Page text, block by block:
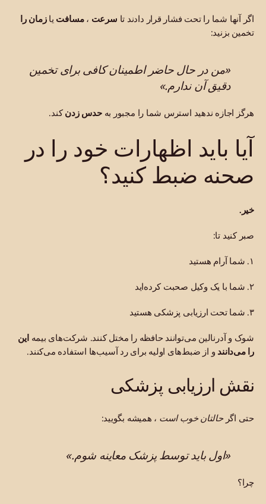
اگر آنها شما را تحت فشار قرار دادند تا سرعت ،مسافت یازمان را
تخمین بزنید:
«من در حال حاضر اطمینان کافی برای تخمین
دقیق آن ندارم.»
هرگز اجازه ندهید استرس شما را مجبور بهحدس زدنکند.
آیا باید اظهارات خود را در
صحنه ضبط کنید؟
خیر.
صبر کنید تا:
۱. شما آرام هستید
۲. شما با یک وکیل صحبت کرده‌اید
۳. شما تحت ارزیابی پزشکی هستید
شوک و آدرنالین می‌توانند حافظه را مختل کنند. شرکت‌های بیمهاین
را می‌دانند و از ضبط‌های اولیه برای رد آسیب‌ها استفاده می‌کنند.
نقش ارزیابی پزشکی
حتی اگرحالتان خوب است ، همیشه بگویید:
«اول باید توسط پزشک معاینه شوم.»
چرا؟